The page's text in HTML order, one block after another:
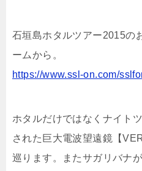
石垣島ホタルツアー2015の
ームから。
https://www.ssl-on.com/
ホタルだけではなくナイト
された巨大電波望遠鏡【
巡ります。またサガリバナ